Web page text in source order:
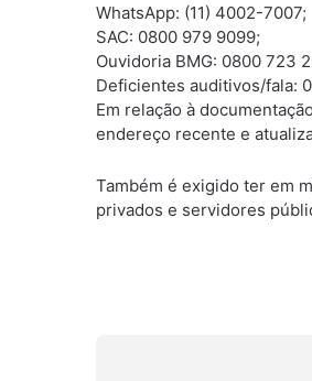
WhatsApp: (11) 4002-7007;
SAC: 0800 979 9099;
Ouvidoria BMG: 0800 723
Deficientes auditivos/fala:
Em relação à
endereço recente e
Também é exigido ter em
privados e servidores